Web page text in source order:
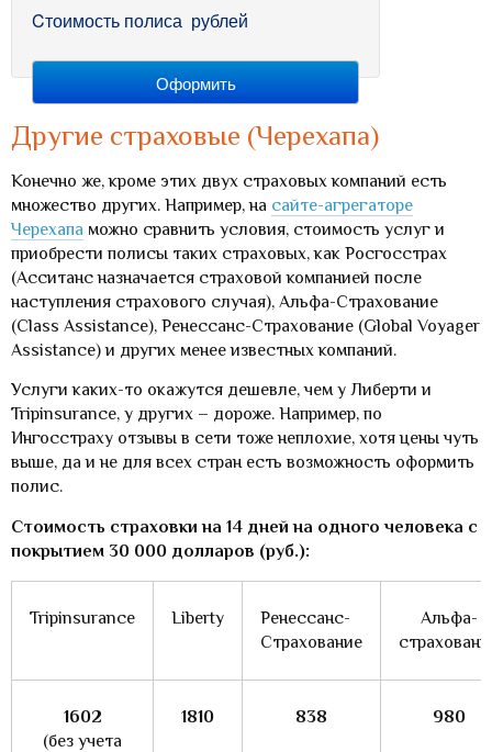
Cтоимость полиса рублей
Другие страховые (Черехапа)
Конечно же, кроме этих двух страховых компаний есть
множество других. Например, на сайте-агрегаторе
Черехапа можно сравнить условия, стоимость услуг и
приобрести полисы таких страховых, как Росгосстрах
(Асситанс назначается страховой компанией после
наступления страхового случая), Альфа-Страхование
(Class Assistance), Ренессанс-Страхование (Global Voyager
Assistance) и других менее известных компаний.
Услуги каких-то окажутся дешевле, чем у Либерти и
Tripinsurance, у других – дороже. Например, по
Ингосстраху отзывы в сети тоже неплохие, хотя цены чуть
выше, да и не для всех стран есть возможность оформить
полис.
Стоимость страховки на 14 дней на одного человека с
покрытием 30 000 долларов (руб.):
Tripinsurance Liberty
Ренессанс-
Страхование
Альфа-
1602
(без учета
1810 838 980